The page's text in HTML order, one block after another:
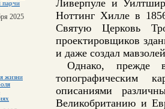
парчи
2025
жизни
Ливерпуле и
Ноттинг Хилле в
Святую Церковь
проектировщиков
и даже создал
Однако, прежде
топографическим
описаниями
Великобританию и